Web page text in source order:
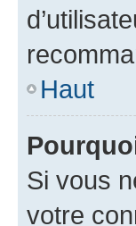
Haut
Si vous
votre